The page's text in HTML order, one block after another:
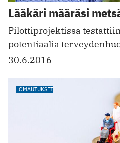
Lääkäri määräsi
Pilottiprojektissa
potentiaalia
30.6.2016
LOMAUTUKSET